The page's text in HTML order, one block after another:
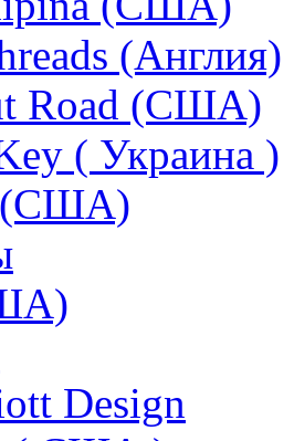
(Англия)
Road (США)
( Украина )
(США)
Design